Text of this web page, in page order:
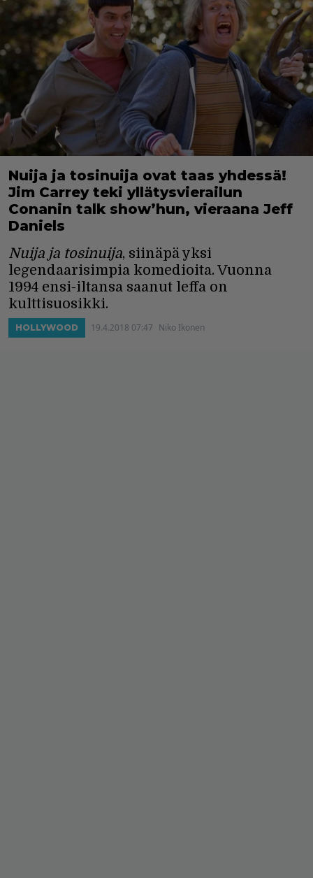
Nuija ja tosinuija ovat taas yhdessä!
Jim Carrey teki yllätysvierailun
Conanin talk show’hun, vieraana Jeff
Daniels
Nuija ja tosinuija, siinäpä yksi
legendaarisimpia komedioita. Vuonna
1994 ensi-iltansa saanut leffa on
kulttisuosikki.
HOLLYWOOD 19.4.2018 07:47 Niko Ikonen